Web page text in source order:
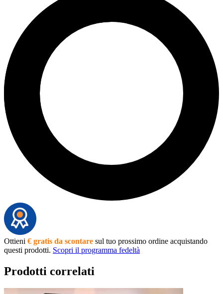
Ottieni € gratis da scontare sul tuo prossimo ordine acquistando
questi prodotti. Scopri il programma fedeltà
Prodotti correlati